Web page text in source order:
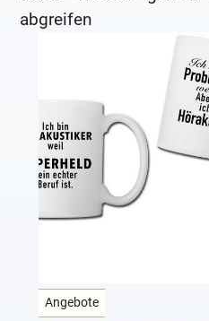
abgreifen
Angebote